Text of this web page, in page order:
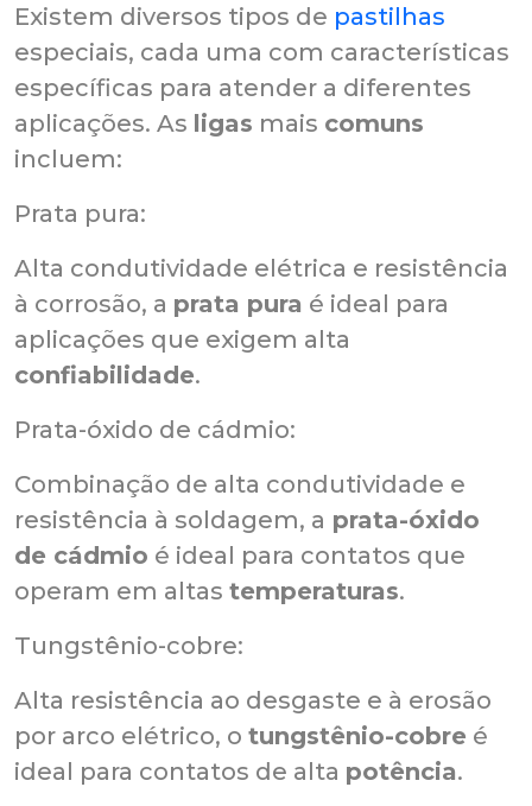
Existem diversos tipos de pastilhas
especiais, cada uma com características
específicas para atender a diferentes
aplicações. As ligas mais comuns
incluem:
Prata pura:
Alta condutividade elétrica e resistência
à corrosão, a prata pura é ideal para
aplicações que exigem alta
confiabilidade.
Prata-óxido de cádmio:
Combinação de alta condutividade e
resistência à soldagem, a prata-óxido
de cádmio é ideal para contatos que
operam em altas temperaturas.
Tungstênio-cobre:
Alta resistência ao desgaste e à erosão
por arco elétrico, o tungstênio-cobre é
ideal para contatos de alta potência.